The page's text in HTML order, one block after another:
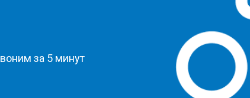
за 5 минут